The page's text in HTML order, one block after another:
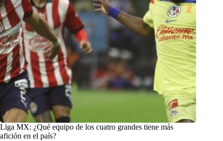
Liga MX: ¿Qué equipo de los cuatro grandes tiene más
afición en el país?